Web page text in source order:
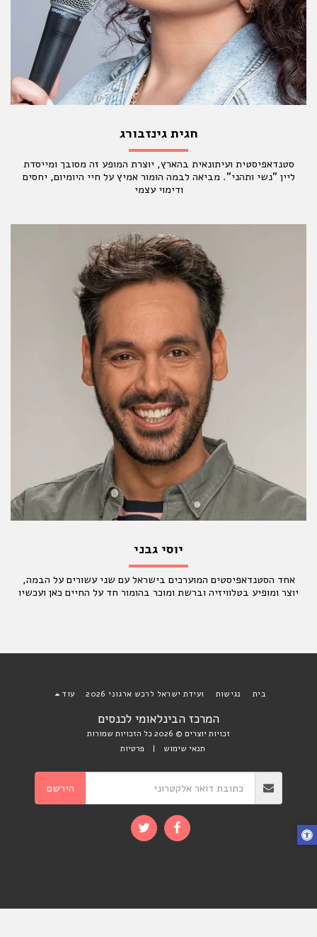
חגית גינזבורג
סטנדאפיסטית ועיתונאית בהארץ, יוצרת המופע זה מסובך ומייסדת
ליין "נשי ותהני". מביאה לבמה הומור אמיץ על חיי היומיום, יחסים
ודימוי עצמי
יוסי גבני
אחד הסטנדאפיסטים המוערכים בישראל עם שני עשורים על הבמה,
יוצר ומופיע בטלוויזיה וברשת ומוכר בהומור חד על החיים כאן ועכשיו
המרכז הבינלאומי לכנסים
זכויות יוצרים © 2026 כל הזכויות שמורות
תנאי שימוש | פרטיות
בית נגישות ועידת ישראל לרכש ארגוני 2026 עוד
הירשם